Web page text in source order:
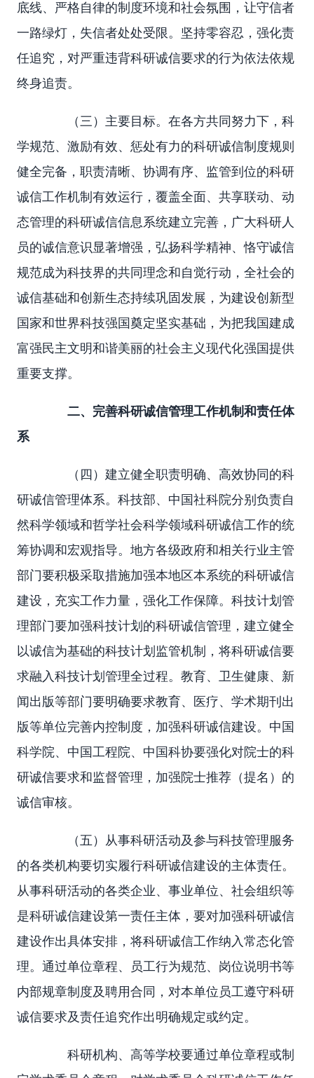
底线、严格自律的制度环境和社会氛围，让守信者
一路绿灯，失信者处处受限。坚持零容忍，强化责
任追究，对严重违背科研诚信要求的行为依法依规
终身追责。
（三）主要目标。在各方共同努力下，科
学规范、激励有效、惩处有力的科研诚信制度规则
健全完备，职责清晰、协调有序、监管到位的科研
诚信工作机制有效运行，覆盖全面、共享联动、动
态管理的科研诚信信息系统建立完善，广大科研人
员的诚信意识显著增强，弘扬科学精神、恪守诚信
规范成为科技界的共同理念和自觉行动，全社会的
诚信基础和创新生态持续巩固发展，为建设创新型
国家和世界科技强国奠定坚实基础，为把我国建成
富强民主文明和谐美丽的社会主义现代化强国提供
重要支撑。
二、完善科研诚信管理工作机制和责任体
系
（四）建立健全职责明确、高效协同的科
研诚信管理体系。科技部、中国社科院分别负责自
然科学领域和哲学社会科学领域科研诚信工作的统
筹协调和宏观指导。地方各级政府和相关行业主管
部门要积极采取措施加强本地区本系统的科研诚信
建设，充实工作力量，强化工作保障。科技计划管
理部门要加强科技计划的科研诚信管理，建立健全
以诚信为基础的科技计划监管机制，将科研诚信要
求融入科技计划管理全过程。教育、卫生健康、新
闻出版等部门要明确要求教育、医疗、学术期刊出
版等单位完善内控制度，加强科研诚信建设。中国
科学院、中国工程院、中国科协要强化对院士的科
研诚信要求和监督管理，加强院士推荐（提名）的
诚信审核。
（五）从事科研活动及参与科技管理服务
的各类机构要切实履行科研诚信建设的主体责任。
从事科研活动的各类企业、事业单位、社会组织等
是科研诚信建设第一责任主体，要对加强科研诚信
建设作出具体安排，将科研诚信工作纳入常态化管
理。通过单位章程、员工行为规范、岗位说明书等
内部规章制度及聘用合同，对本单位员工遵守科研
诚信要求及责任追究作出明确规定或约定。
科研机构、高等学校要通过单位章程或制